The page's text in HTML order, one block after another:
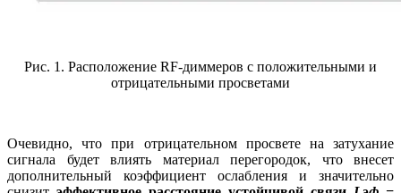
Рис. 1. Расположение RF-диммеров с положительными и
отрицательными просветами
Очевидно, что при отрицательном просвете на затухание
сигнала будет влиять материал перегородок, что внесет
дополнительный коэффициент ослабления и значительно